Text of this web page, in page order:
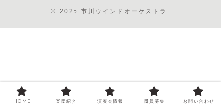
© 2025 市川ウインドオーケストラ.
HOME 楽団紹介 演奏会情報 団員募集 お問い合わせ